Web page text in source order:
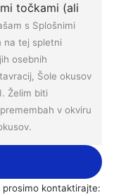
točkami (ali
s Splošnimi
na tej spletni
osebnih
Šole okusov
Želim biti
v okviru
kontaktirajte: